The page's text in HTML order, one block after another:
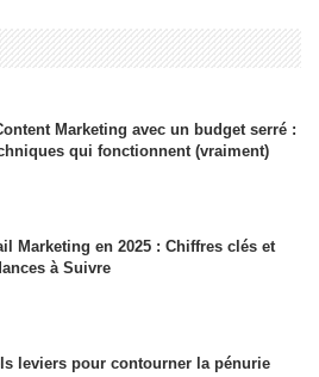
Marketing avec un budget serré :
qui fonctionnent (vraiment)
Marketing en 2025 : Chiffres clés et
à Suivre
leviers pour contourner la pénurie